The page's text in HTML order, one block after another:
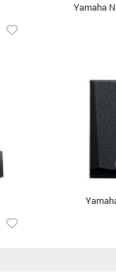
Yamaha